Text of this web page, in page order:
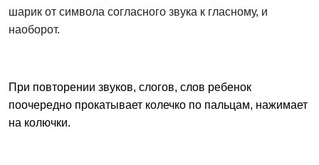
шарик от символа согласного звука к гласному, и
наоборот.
При повторении звуков, слогов, слов ребенок
поочередно прокатывает колечко по пальцам, нажимает
на колючки.